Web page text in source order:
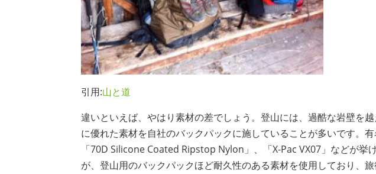
引用:山と道
違いといえば、やはり素材の差でしょう。登山には、過酷な岩壁を
に優れた素材を自社のバックパックに施していることが多いです。
「70D Silicone Coated Ripstop Nylon」、「X-Pac VX07」などが挙
が、登山用のバックパックほど耐久性のある素材を使用しており、